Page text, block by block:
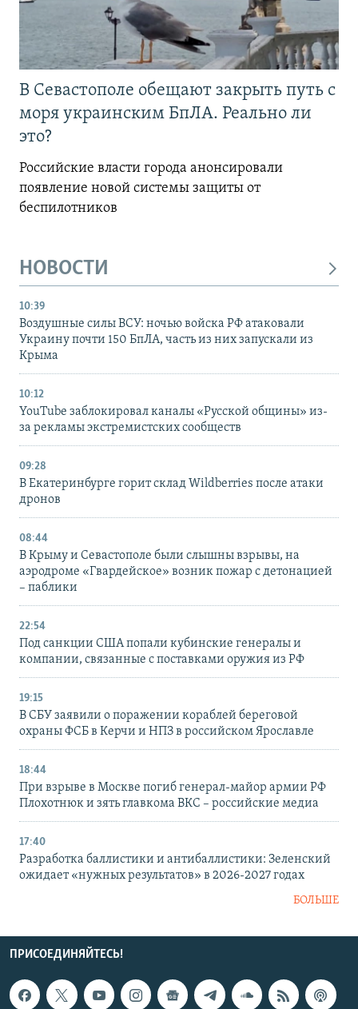
В Севастополе обещают закрыть путь с
моря украинским БпЛА. Реально ли
это?
Российские власти города анонсировали
появление новой системы защиты от
беспилотников
НОВОСТИ
10:39
Воздушные силы ВСУ: ночью войска РФ атаковали
Украину почти 150 БпЛА, часть из них запускали из
Крыма
10:12
YouTube заблокировал каналы «Русской общины» из-
за рекламы экстремистских сообществ
09:28
В Екатеринбурге горит склад Wildberries после атаки
дронов
08:44
В Крыму и Севастополе были слышны взрывы, на
аэродроме «Гвардейское» возник пожар с детонацией
– паблики
22:54
Под санкции США попали кубинские генералы и
компании, связанные с поставками оружия из РФ
19:15
В СБУ заявили о поражении кораблей береговой
охраны ФСБ в Керчи и НПЗ в российском Ярославле
18:44
При взрыве в Москве погиб генерал-майор армии РФ
Плохотнюк и зять главкома ВКС – российские медиа
17:40
Разработка баллистики и антибаллистики: Зеленский
ожидает «нужных результатов» в 2026-2027 годах
БОЛЬШЕ
ПРИСОЕДИНЯЙТЕСЬ!